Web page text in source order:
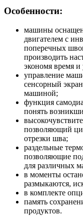
Особенности:
машины
двигателем с
поперечных
производить
экономя время
управление
сенсорный
машиной;
функция
понять
позволяющий
отрезки шва;
раздельные
позволяющие
для различных
в моменты
размыкаются,
в комплекте
память
продуктов.